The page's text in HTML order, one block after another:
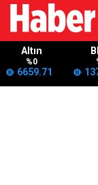
Altın
%0
6659.71